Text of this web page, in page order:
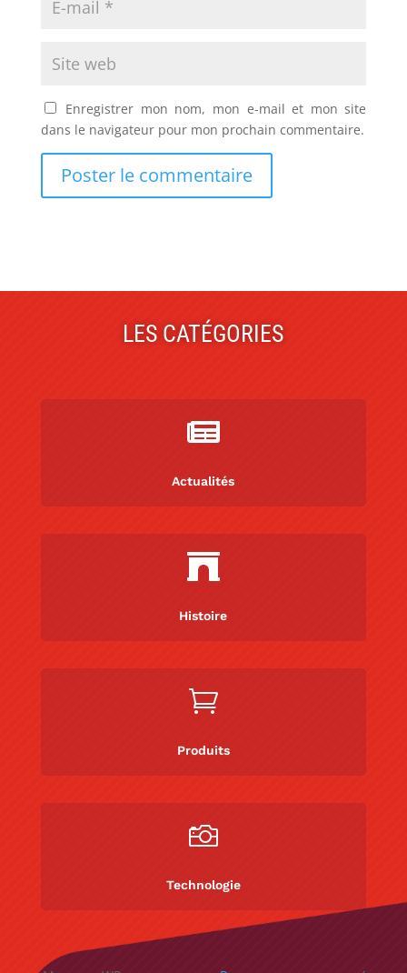
Enregistrer mon nom, mon e-mail et mon site
dans le navigateur pour mon prochain commentaire.
LES CATÉGORIES

Actualités

Histoire

Produits

Technologie